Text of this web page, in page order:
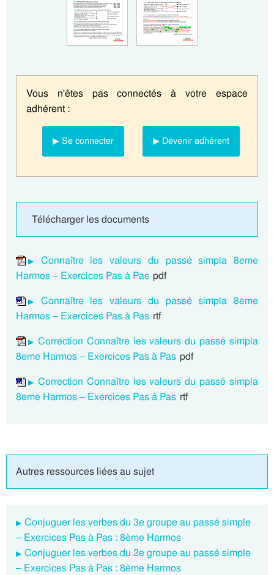
Vous n'êtes pas connectés à votre espace
adhérent :
▶ Se connecter ▶ Devenir adhérent
Télécharger les documents
Connaître les valeurs du passé simpla 8eme
Harmos – Exercices Pas à Pas pdf
Connaître les valeurs du passé simpla 8eme
Harmos – Exercices Pas à Pas rtf
Correction Connaître les valeurs du passé simpla
8eme Harmos – Exercices Pas à Pas pdf
Correction Connaître les valeurs du passé simpla
8eme Harmos – Exercices Pas à Pas rtf
Autres ressources liées au sujet
Conjuguer les verbes du 3e groupe au passé simple
– Exercices Pas à Pas : 8ème Harmos
Conjuguer les verbes du 2e groupe au passé simple
– Exercices Pas à Pas : 8ème Harmos